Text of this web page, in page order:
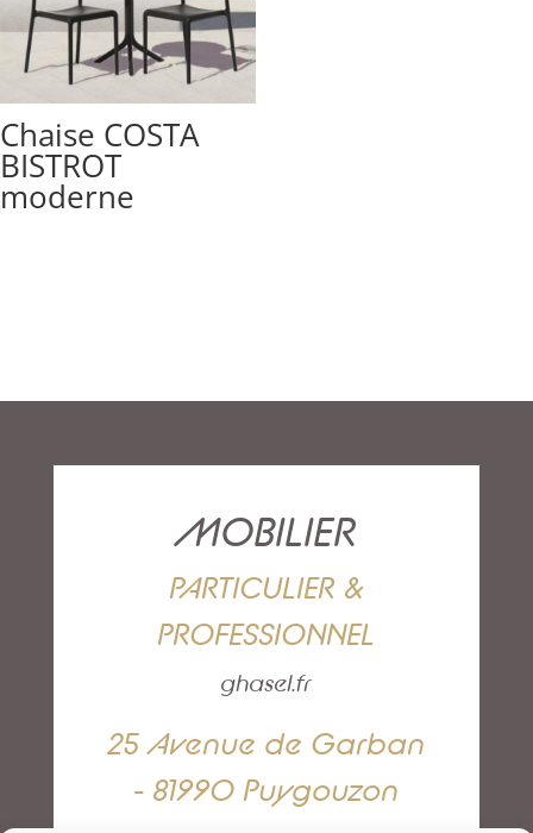
Chaise COSTA
BISTROT
moderne
MOBILIER
PARTICULIER &
PROFESSIONNEL
ghasel.fr
25 Avenue de Garban
- 81990 Puygouzon